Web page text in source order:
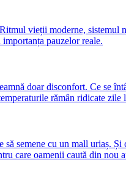
vieții moderne, sistemul
pauzelor reale.
doar disconfort. Ce se
rămân ridicate zile
să semene cu un mall uriaș. Și
care oamenii caută din nou